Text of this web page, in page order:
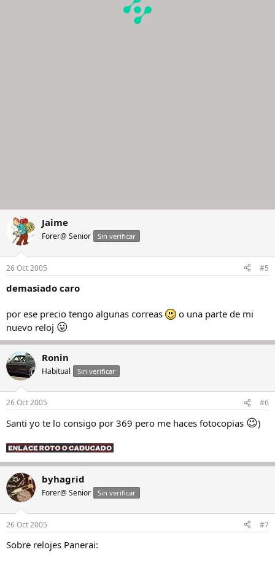
Jaime
Forer@ Senior Sin verificar
26 Oct 2005 #5
demasiado caro
por ese precio tengo algunas correas
o una parte de mi
nuevo reloj 😛
Ronin
Habitual Sin verificar
26 Oct 2005 #6
Santi yo te lo consigo por 369 pero me haces fotocopias 😉)
byhagrid
Forer@ Senior Sin verificar
26 Oct 2005 #7
Sobre relojes Panerai: